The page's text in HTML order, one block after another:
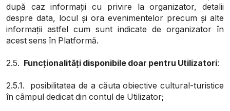
după caz informații cu privire la organizator, detalii
despre data, locul și ora evenimentelor precum și alte
informații astfel cum sunt indicate de organizator în
acest sens în Platformă.
2.5. Funcționalități disponibile doar pentru Utilizatori:
2.5.1. posibilitatea de a căuta obiective cultural-turistice
în câmpul dedicat din contul de Utilizator;